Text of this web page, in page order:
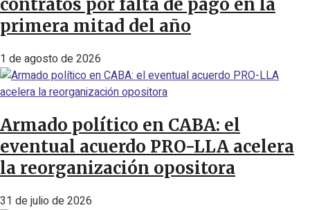
contratos por falta de pago en la
primera mitad del año
1 de agosto de 2026
Armado político en CABA: el
eventual acuerdo PRO-LLA acelera
la reorganización opositora
31 de julio de 2026